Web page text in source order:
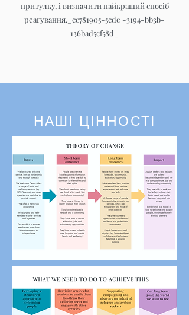
притулку, і визначити найкращий спосіб
реагування._cc781905-5cde -3194-bb3b-
136bad5cf58d_
НАШІ ЦІННОСТІ